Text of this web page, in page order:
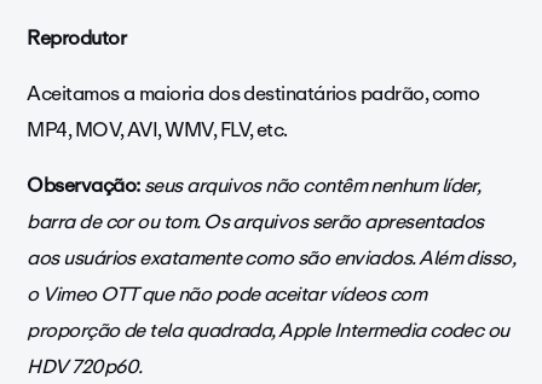
Reprodutor
Aceitamos a maioria dos destinatários padrão, como
MP4, MOV, AVI, WMV, FLV, etc.
Observação:seus arquivos não contêm nenhum líder,
barra de cor ou tom. Os arquivos serão apresentados
aos usuários exatamente como são enviados. Além disso,
o Vimeo OTT que não pode aceitar vídeos com
proporção de tela quadrada, Apple Intermedia codec ou
HDV 720p60.